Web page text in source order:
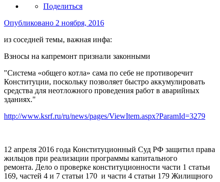
Поделиться
Опубликовано 2 ноября, 2016
из соседней темы, важная инфа:
Взносы на капремонт признали законными
"Система «общего котла» сама по себе не противоречит
Конституции, поскольку позволяет быстро аккумулировать
средства для неотложного проведения работ в аварийных
зданиях."
http://www.ksrf.ru/ru/news/pages/ViewItem.aspx?ParamId=3279
12 апреля 2016 года Конституционный Суд РФ защитил права
жильцов при реализации программы капитального
ремонта. Дело о проверке конституционности части 1 статьи
169, частей 4 и 7 статьи 170 и части 4 статьи 179 Жилищного